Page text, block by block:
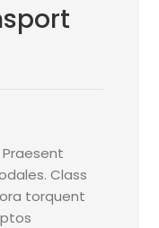
Class
torquent